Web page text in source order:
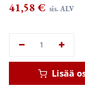
41,58 € sis. ALV
Lisää